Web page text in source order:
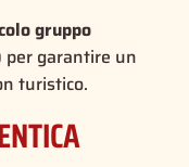
gruppo
per garantire un
turistico.